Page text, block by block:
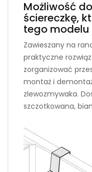
Możliwość
ściereczkę,
tego modelu
Zawieszany na
praktyczne
zorganizować
montaż i
zlewozmywaka.
szczotkowana,